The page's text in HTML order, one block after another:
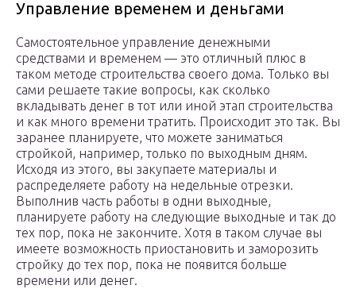
Управление временем и деньгами
Самостоятельное управление денежными
средствами и временем — это отличный плюс в
таком методе строительства своего дома. Только вы
сами решаете такие вопросы, как сколько
вкладывать денег в тот или иной этап строительства
и как много времени тратить. Происходит это так. Вы
заранее планируете, что можете заниматься
стройкой, например, только по выходным дням.
Исходя из этого, вы закупаете материалы и
распределяете работу на недельные отрезки.
Выполнив часть работы в одни выходные,
планируете работу на следующие выходные и так до
тех пор, пока не закончите. Хотя в таком случае вы
имеете возможность приостановить и заморозить
стройку до тех пор, пока не появится больше
времени или денег.